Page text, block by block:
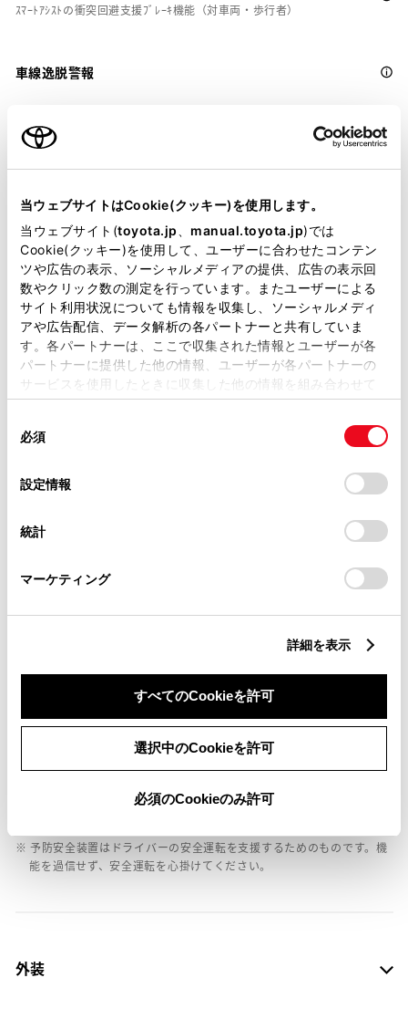
当ウェブサイトはCookie(クッキー)を使用します。
当ウェブサイト(toyota.jp manual.toyota.jp)では
Cookie(クッキー)を使用して、ユーザーに合わせたコンテン
ツや広告の表示、ソーシャルメディアの提供、広告の表示回
数やクリック数の測定を行っています。またユーザーによる
サイト利用状況についても情報を収集し、ソーシャルメディ
アや広告配信、データ解析の各パートナーと共有していま
す。各パートナーは、ここで収集された情報とユーザーが各
パートナーに提供した他の情報、ユーザーが各パートナーの
サービスを使用したときに収集した他の情報を組み合わせて
使用することがあります。当ウェブサイトの使用を続行する
デバイスにすべてのCookie(クッキー)が保存されることに同
意したことになります。Cookie(クッキー)のオプトアウト、
設定の変更、同意を撤回したりするにあたっては、当社の
「Cookie（クッキー）情報の取り扱いについて
」をご覧くだ
必須
設定情報
統計
マーケティング
詳細を表示
すべてのCookieを許可
選択中のCookieを許可
必須のCookieのみ許可
ｽﾏｰﾄｱｼｽﾄの衝突回避支援ﾌﾞﾚｰｷ機能（対車両・歩行者）
車線逸脱警報
クルーズコントロール
先進ライト
ブラインドスポットモニター（後側方検知）
ドライブレコーダー
※ 記録媒体(SDカード等)は別途ご購入いただく場合がございます
ｲﾝﾃﾘｼﾞｪﾝﾄｸﾘｱﾗﾝｽｿﾅｰ・ｽﾏｰﾄｱｼｽﾄ
※ グレードによって予防安全装置の設定が異なる場合があります。
※ グレードや予防安全装置の設定によって同じ車種でも安全運転サポー
ト車の区分が異なる場合があります。
す。また、道路状況、車両状態、天候等により作動しない場合があり
※ 予防安全装置はドライバーの安全運転を支援するためのものです。機
能を過信せず、安全運転を心掛けてください。
外装